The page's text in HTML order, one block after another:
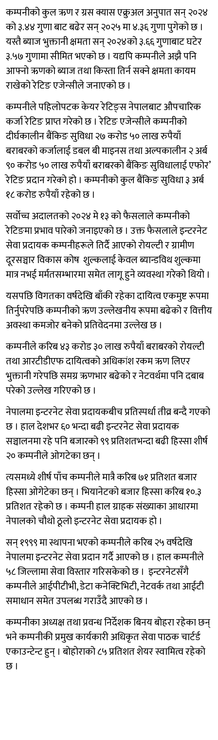
कम्पनीको कुल ऋण र ग्रस क्यास एक्रुअल अनुपात सन् २०२४
को ३.४४ गुणा बाट बढेर सन् २०२५ मा ४.३६ गुणा पुगेको छ ।
यस्तै ब्याज भुक्तानी क्षमता सन् २०२४को ३.६६ गुणाबाट घटेर
३.५७ गुणामा सीमित भएको छ । यद्यपि कम्पनीले अझै पनि
आफ्नो ऋणको ब्याज तथा किस्ता तिर्न सक्ने क्षमता कायम
राखेको रेटिङ एजेन्सीले जनाएको छ ।
कम्पनीले पहिलोपटक केयर रेटिङ्स नेपालबाट औपचारिक
कर्जा रेटिङ प्राप्त गरेको छ । रेटिङ एजेन्सीले कम्पनीको
दीर्घकालीन बैंकिङ सुविधा २७ करोड ५० लाख रुपैयाँ
बराबरको कर्जालाई डबल बी माइनस तथा अल्पकालीन २ अर्ब
९० करोड ५० लाख रुपैयाँ बराबरको बैंकिङ सुविधालाई एफोर’
रेटिङ प्रदान गरेको हो । कम्पनीको कुल बैंकिङ सुविधा ३ अर्ब
१८ करोड रुपैयाँ रहेको छ ।
सर्वोच्च अदालतको २०२४ मे १३ को फैसलाले कम्पनीको
रेटिङमा प्रभाव पारेको जनाइएकाे छ । उक्त फैसलाले इन्टरनेट
सेवा प्रदायक कम्पनीहरूले तिर्दै आएको रोयल्टी र ग्रामीण
दूरसञ्चार विकास कोष शुल्कलाई केवल ब्यान्डविथ शुल्कमा
मात्र नभई मर्मतसम्भारमा समेत लागू हुने व्यवस्था गरेको थियो ।
यसपछि विगतका वर्षदेखि बाँकी रहेका दायित्व एकमुष्ट रूपमा
तिर्नुपरेपछि कम्पनीको ऋण उल्लेखनीय रूपमा बढेको र वित्तीय
अवस्था कमजोर बनेको प्रतिवेदनमा उल्लेख छ ।
कम्पनीले करिब ४३ करोड ३० लाख रुपैयाँ बराबरको रोयल्टी
तथा आरटीडीएफ दायित्वको अधिकांश रकम ऋण लिएर
भुक्तानी गरेपछि समग्र ऋणभार बढेको र नेटवर्थमा पनि दबाब
परेको उल्लेख गरिएको छ ।
नेपालमा इन्टरनेट सेवा प्रदायकबीच प्रतिस्पर्धा तीव्र बन्दै गएको
छ । हाल देशभर ६० भन्दा बढी इन्टरनेट सेवा प्रदायक
सञ्चालनमा रहे पनि बजारको ९९ प्रतिशतभन्दा बढी हिस्सा शीर्ष
२० कम्पनीले ओगटेका छन् ।
त्यसमध्ये शीर्ष पाँच कम्पनीले मात्रै करिब ७१ प्रतिशत बजार
हिस्सा ओगेटेका छन् । भियानेटको बजार हिस्सा करिब १०.३
प्रतिशत रहेको छ । कम्पनी हाल ग्राहक संख्याका आधारमा
नेपालको चौथो ठूलो इन्टरनेट सेवा प्रदायक हो ।
सन् १९९९ मा स्थापना भएको कम्पनीले करिब २५ वर्षदेखि
नेपालमा इन्टरनेट सेवा प्रदान गर्दै आएको छ । हाल कम्पनीले
५८ जिल्लामा सेवा विस्तार गरिसकेको छ । इन्टरनेटसँगै
कम्पनीले आईपीटीभी, डेटा कनेक्टिभिटी, नेटवर्क तथा आईटी
समाधान समेत उपलब्ध गराउँदै आएको छ ।
कम्पनीका अध्यक्ष तथा प्रवन्ध निर्देशक बिनय बोहरा रहेका छन्
भने कम्पनीकी प्रमुख कार्यकारी अधिकृत सेवा पाठक चार्टर्ड
एकाउन्टेन्ट हुन् । बोहोराको ८५ प्रतिशत शेयर स्वामित्व रहेकाे
छ ।